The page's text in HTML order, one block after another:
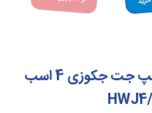
نقد و بررسی تخصصی پمپ جت جکوزی 4 اسب